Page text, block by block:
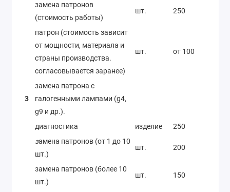
замена патронов
(стоимость работы)
шт. 250
патрон (стоимость зависит
от мощности, материала и
страны производства.
согласовывается заранее)
шт. от 100
3
замена патрона с
галогенными лампами (g4,
g9 и др.).
диагностика
изделие
250
замена патронов (от 1 до 10
шт.)
шт. 200
замена патронов (более 10
шт.)
шт. 150